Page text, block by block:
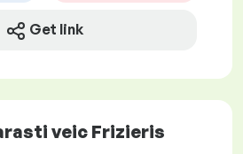
Get link
veic Frizieris